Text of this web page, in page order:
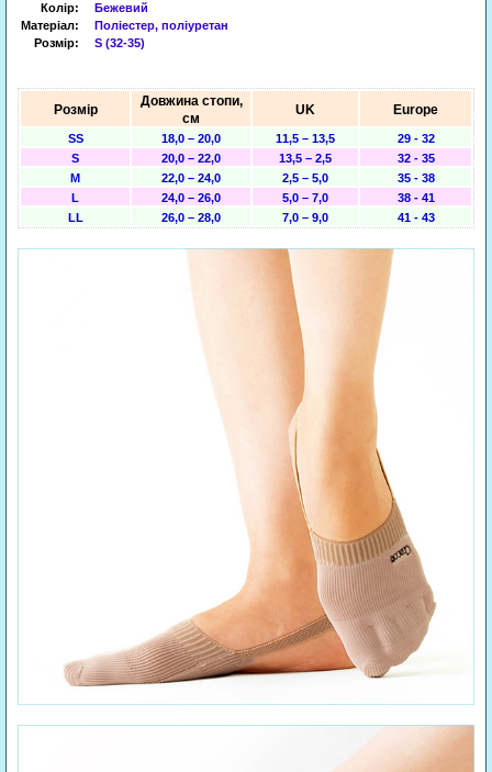
Колір:
Бежевий
Матеріал:
Поліестер, поліуретан
Розмір:
S (32-35)
Розмір
Довжина стопи,
см
UK Europe
SS 18,0 – 20,0 11,5 – 13,5
29 - 32
S
20,0 – 22,0 13,5 – 2,5
32 - 35
M
22,0 – 24,0 2,5 – 5,0
35 - 38
L
24,0 – 26,0 5,0 – 7,0
38 - 41
LL
26,0 – 28,0 7,0 – 9,0 41 - 43